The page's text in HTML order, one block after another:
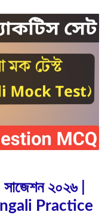
সাজেশন ২০২৬ |
Practice